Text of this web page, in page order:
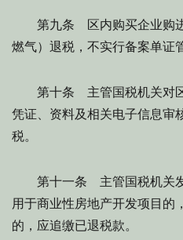
第九条 区内购买企业购进
燃气）退税，不实行备案单证
第十条 主管国税机关对区
凭证、资料及相关电子信息审
税。
第十一条 主管国税机关发
用于商业性房地产开发项目的
的，应追缴已退税款。